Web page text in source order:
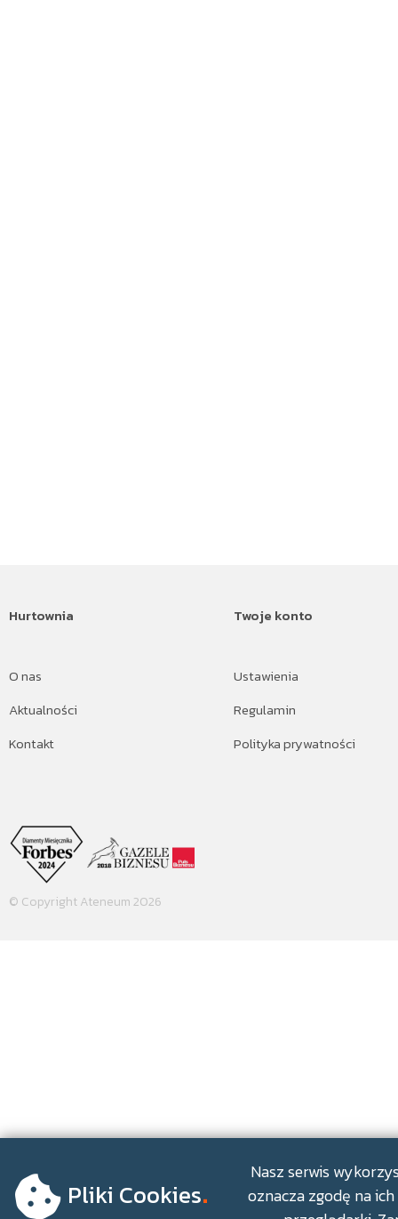
Hurtownia
O nas
Aktualności
Kontakt
Twoje konto
Ustawienia
Regulamin
Polityka prywatności
© Copyright Ateneum 2026
Pliki Cookies.
Nasz serwis
oznacza zgodę na